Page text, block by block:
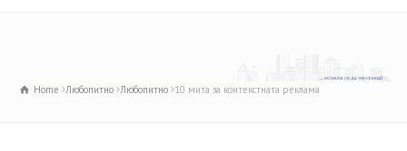
Home Любопитно Любопитно 10 мита за контекстната реклама